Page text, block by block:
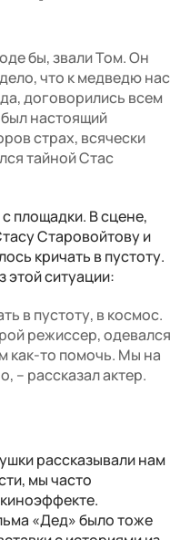
бы, звали Том. Он
что к медведю нас
договорились всем
настоящий
страх, всячески
тайной Стас
площадки. В сцене,
Старовойтову и
кричать в пустоту.
этой ситуации:
в пустоту, в космос.
режиссер, одевался
как-то помочь. Мы на
– рассказал актер.
рассказывали нам
мы часто
«Дед» было тоже